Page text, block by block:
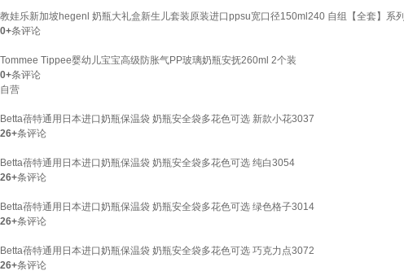
教娃乐新加坡hegenl 奶瓶大礼盒新生儿套装原装进口ppsu宽口径150ml240 自组【全套】系列
0+条评论
Tommee Tippee婴幼儿宝宝高级防胀气PP玻璃奶瓶安抚260ml 2个装
0+条评论
自营
Betta蓓特通用日本进口奶瓶保温袋 奶瓶安全袋多花色可选 新款小花3037
26+条评论
Betta蓓特通用日本进口奶瓶保温袋 奶瓶安全袋多花色可选 纯白3054
26+条评论
Betta蓓特通用日本进口奶瓶保温袋 奶瓶安全袋多花色可选 绿色格子3014
26+条评论
Betta蓓特通用日本进口奶瓶保温袋 奶瓶安全袋多花色可选 巧克力点3072
26+条评论